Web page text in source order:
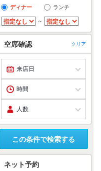
ディナー ランチ
～
空席確認 クリア
この条件で検索する
ネット予約